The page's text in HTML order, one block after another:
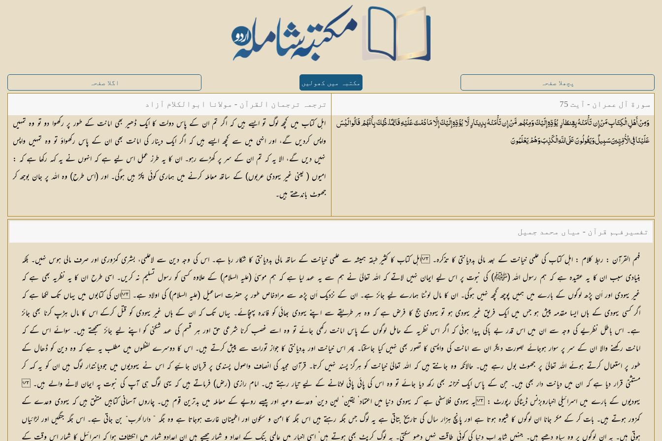
پچھلا صفحہ مکتبہ میں کھولیں اگلا صفحہ
سورة آل عمران - آیت 75
وَمِنْ أَهْلِ الْكِتَابِ مَنْ إِن تَأْمَنْهُ بِقِنطَارٍ يُؤَدِّهِ إِلَيْكَ وَمِنْهُم مَّنْ إِن تَأْمَنْهُ بِدِينَارٍ لَّا يُؤَدِّهِ إِلَيْكَ إِلَّا مَا دُمْتَ عَلَيْهِ قَائِمًا ۗ ذَٰلِكَ بِأَنَّهُمْ قَالُوا لَيْسَ
عَلَيْنَا فِي الْأُمِّيِّينَ سَبِيلٌ وَيَقُولُونَ عَلَى اللَّهِ الْكَذِبَ وَهُمْيَعْلَمُونَ
ترجمہ ترجمان القرآن - مولانا ابوالکلام آزاد
اہل کتاب میں کچھ لوگ تو ایسے ہیں کہ اگر تم ان کے پاس دولت کا ایک ڈھیر بھی امانت کے طور پر رکھوا دو تو وہ تمہیں
واپس کردیں گے، اور انہی میں سے کچھ ایسے ہیں کہ اگر ایک دینار کی امانت بھی ان کے پاس رکھواؤ تو وہ تمہیں واپس
نہیں دیں گے، الا یہ کہ تم ان کے سر پر کھڑے رہو۔ ان کا یہ طرز عمل اس لیے ہے کہ انہوں نے یہ کہہ رکھا ہے کہ :
امیوں ( یعنی غیر یہودی عربوں) کے ساتھ معاملہ کرنے میں ہماری کوئی پکڑ ہیں ہوگی۔ اور (اس طرح) وہ اللہ پر جان بوجھ کر
جھوٹ باندھتے ہیں۔
تفسیرفہم قرآن - میاں محمد جمیل
فہم القرآن : ربط کلام :اہل کتاب کی علمی خیانت کے بعد مالی بددیانتی کا تذکرہ۔ اہل کتاب کا کثیر طبقہ ہمیشہ سے علمی خیانت کے ساتھ مالی بددیانتی کا شکار رہا ہے۔ اس کی وجہ دین سے لاعلمی، بشری کمزوری اور صرف مالی ہوس نہیں۔ بلکہ
بنیادی سبب ان کا یہ عقیدہ ہے کہ ہم رسول اللہ (ﷺ) کی نبوت پر اس لیے ایمان نہیں لاتے کہ اللہ تعالیٰ نے ہم سے یہ عہد لیا ہے کہ ہم موسیٰ (علیہ السلام) کے علاوہ کسی کو رسول تسلیم نہ کریں۔ اسی طرح ان کا یہ نظریہ بھی ہے کہ
غیر یہودی اور اَن پڑھ لوگوں کے بارے میں ہمیں پوچھ گچھ نہیں ہوگی۔ ان کا مال لوٹنا ہمارے لیے جائز ہے۔ ان کے نزدیک اَن پڑھ سے مرادخاص طور پر حضرت اسماعیل (علیہ السلام) کی اولاد ہے۔ ان کی کتابوں میں یہاں تک لکھا ہے کہ
اگر کسی یہودی کے ہاں ایسا مقدمہ پیش ہو جس میں ایک فریق غیر یہودی ہو تو یہودی جج کا فرض ہے کہ وہ ہر طریقے سے اپنے یہودی بھائی کو فائدہ پہنچائے۔ یہاں تک کہ ان کے ہاں غیر یہودی کو قتل کرکے اس کا مال ہڑپ کرنا بھی جائز
ہے۔ اس باطل نظریے کی وجہ سے ان میں اس قدر بے باکی پیدا ہوئی کہ اگر اس نظریہ کے حامل لوگوں کے پاس امانت رکھی جائے تو وہ اسے غصب کرنا شرعی حق اور ہر قسم کی عہد شکنی کو اپنے لیے جائز سمجھتے ہیں۔ سوائے اس کے کہ
امانت رکھنے والا ان کے سر پر سوار ہوجائے بصورت دیگر ان سے امانت کی واپسی کا تصور بھی نہیں کیا جاسکتا۔ پھر اس خیانت اور بددیانتی کا جواز تورات سے پیش کرتے ہیں۔ اس کا دوسرے لفظوں میں مطلب یہ ہے کہ وہ دین کو ڈھال کے
طور پر استعمال کرتے ہوئے اللہ تعالیٰ پر جھوٹ بول رہے ہیں۔ حالانکہ وہ جانتے ہیں کہ اللہ تعالیٰ خیانت کو ہرگز پسند نہیں کرتا۔ قرآن مجید کی انصاف واصول پسندی پر قربان جائیے کہ اس نے یہودیوں میں جودیانتدار لوگ ہیں ان کو یہ کہہ کر
مستثنیٰ قرار دیا ہے کہ ان میں دیانت دار بھی ہیں۔ جن کے پاس ایک خزانہ بھی رکھ دیا جائے تو وہ اس کی پائی پائی لوٹانے کے لیے تیار رہتے ہیں۔ امام رازی (رض) فرماتے ہیں کہ یہی لوگ ہی آپ کی نبوت پہ ایمان لانے والے ہیں۔
یہودیوں کے بارے میں اسرائیلی اخباروبزنس ڈیٹاکی رپورٹ :یہ یہودی فلاسفی ہے‘ کہ یہودی دنیا میں اعتماد‘ یقین‘ لین دین‘ وعدے وعید اور پیسے روپے کے معاملہ میں بدترین قوم ہیں۔ چاروں آسمانی کتابیں متفق ہیں کہ یہودی وعدے کے
کمزور ہوتے ہیں۔ بات کر کے مکر جانا ان لوگوں کا شیوہ ہوتا ہے اور پانچ ہزار سال کی تاریخ بتاتی ہے یہ لوگ جس جگہ رہتے ہیں اس جگہ کا امن و سکون اور اطمینان غارت ہوجاتا ہے وہ جگہ ” دارالحرب“ بن جاتی ہے۔ اس جگہ جنگیں اور لڑائیاں
ہوتی ہیں۔ یہ ان لوگوں پر وہ سیاہ دھبے ہیں۔ جنہیں شاید اب دنیا کی کوئی طاقت نہیں دھو سکتی۔ یہ لوگ کرپٹ بھی ہوتے ہیں‘ اسی اخبار میں عالمی بنک کے اعداد و شمار چھپے ہیں ان اعدادو شمار میں انکشاف ہوا کہ اسرائیل کا شمار اس وقت کے